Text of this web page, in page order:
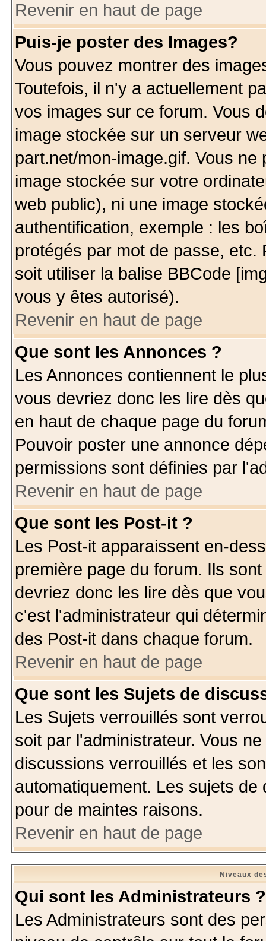
Revenir en haut de page
Puis-je poster des Images?
Vous pouvez montrer des
Toutefois, il n'y a actuellement
vos images sur ce forum. Vous
image stockée sur un serveur
part.net/mon-image.gif. Vous
image stockée sur votre
web public), ni une image
authentification, exemple : les
protégés par mot de passe,
soit utiliser la balise BBCode
vous y êtes autorisé).
Revenir en haut de page
Que sont les Annonces ?
Les Annonces contiennent le
vous devriez donc les lire dès
en haut de chaque page du
Pouvoir poster une annonce
permissions sont définies par
Revenir en haut de page
Que sont les Post-it ?
Les Post-it apparaissent en-
première page du forum. Ils
devriez donc les lire dès que
c'est l'administrateur qui
des Post-it dans chaque forum.
Revenir en haut de page
Que sont les Sujets de
Les Sujets verrouillés sont
soit par l'administrateur. Vous
discussions verrouillés et les
automatiquement. Les sujets
pour de maintes raisons.
Revenir en haut de page
Niveaux
Qui sont les Administrateurs ?
Les Administrateurs sont des